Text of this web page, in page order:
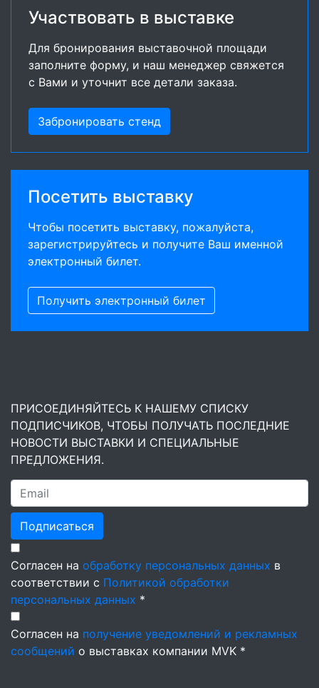
Участвовать в выставке
Для бронирования выставочной площади
заполните форму, и наш менеджер свяжется
с Вами и уточнит все детали заказа.
Забронировать стенд
Посетить выставку
Чтобы посетить выставку, пожалуйста,
зарегистрируйтесь и получите Ваш именной
электронный билет.
Получить электронный билет
ПРИСОЕДИНЯЙТЕСЬ К НАШЕМУ СПИСКУ
ПОДПИСЧИКОВ, ЧТОБЫ ПОЛУЧАТЬ ПОСЛЕДНИЕ
НОВОСТИ ВЫСТАВКИ И СПЕЦИАЛЬНЫЕ
ПРЕДЛОЖЕНИЯ.
Подписаться
Согласен на обработку персональных данных в
соответствии с Политикой обработки
персональных данных *
Согласен на получение уведомлений и рекламных
сообщений о выставках компании MVK *